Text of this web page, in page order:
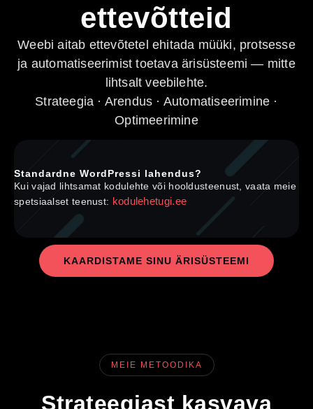
ettevõtteid
Weebi aitab ettevõtetel ehitada müüki, protsesse
ja automatiseerimist toetava ärisüsteemi — mitte
lihtsalt veebilehte.
Strateegia · Arendus · Automatiseerimine ·
Optimeerimine
Standardne WordPressi lahendus?
Kui vajad lihtsamat kodulehte või hooldusteenust, vaata meie
spetsiaalset teenust: kodulehetugi.ee
KAARDISTAME SINU ÄRISÜSTEEMI
MEIE METOODIKA
Strateegiast kasvava